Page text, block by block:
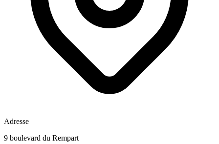
Adresse
9 boulevard du Rempart